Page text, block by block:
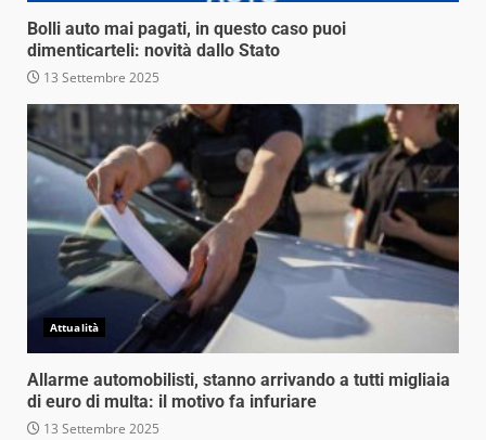
Bolli auto mai pagati, in questo caso puoi
dimenticarteli: novità dallo Stato
13 Settembre 2025
Attualità
Allarme automobilisti, stanno arrivando a tutti migliaia
di euro di multa: il motivo fa infuriare
13 Settembre 2025